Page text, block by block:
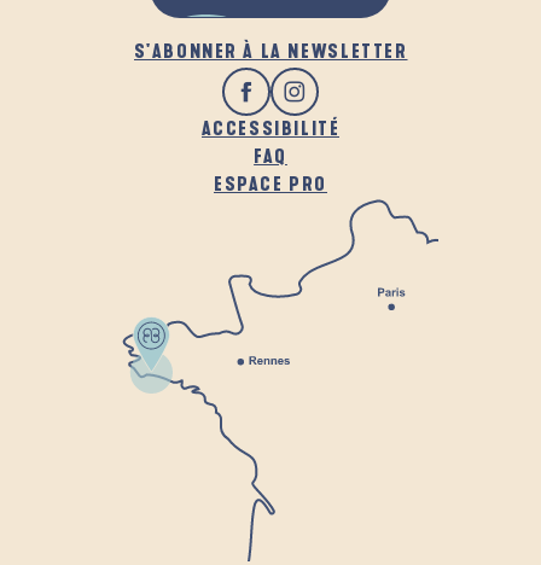
S'ABONNER À LA NEWSLETTER
ACCESSIBILITÉ
FAQ
ESPACE PRO